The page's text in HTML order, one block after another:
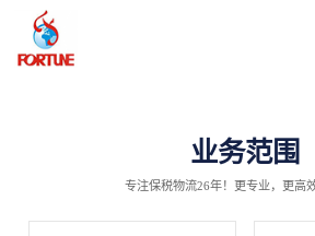
业务范围
专注保税物流26年！更专业，更高